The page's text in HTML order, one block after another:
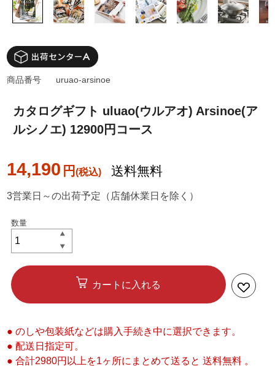
カタログギフト uluao(ウルアオ) Arsinoe(ア
ルシノエ) 12900円コース
14,190 円 送料無料
商品番号 uruao-arsinoe
3営業日～の出荷予定（店舗休業日を除く）
カートに入れる
● のしや包装紙などは購入手続き中に選択できます。
● 配送日指定可。
● 合計2980円以上を1ヶ所にまとめて送ると 送料無料 。